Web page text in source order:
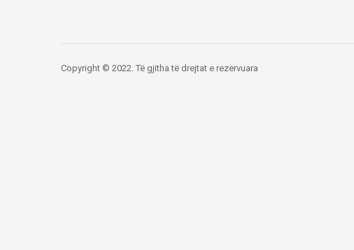
Copyright © 2022. Të gjitha të drejtat e rezervuara